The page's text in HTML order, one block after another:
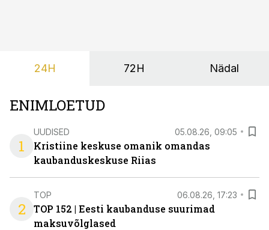
24H 72H Nädal
ENIMLOETUD
1
UUDISED 05.08.26, 09:05
Kristiine keskuse omanik omandas
kaubanduskeskuse Riias
2
TOP 06.08.26, 17:23
TOP 152 | Eesti kaubanduse suurimad
maksuvõlglased